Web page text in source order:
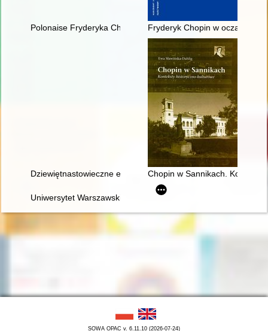
Polonaise Fryderyka Chopina. Zagadka inicjalnej figury
Fryderyk Chopin w oczach
Dziewiętnastowieczne edycje dzieł Fryderyka Chopina jako
Chopin w Sannikach.
Uniwersytet Warszawski i młody Chopin
SOWA OPAC v. 6.11.10 (2026-07-24)